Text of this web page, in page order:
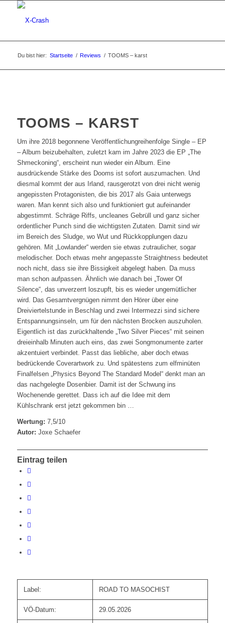
Du bist hier: Startseite / Reviews / TOOMS – karst
TOOMS – KARST
Um ihre 2018 begonnene Veröffentlichungreihenfolge Single – EP
– Album beizubehalten, zuletzt kam im Jahre 2023 die EP „The
Shmeckoning“, erscheint nun wieder ein Album. Eine
ausdrückende Stärke des Dooms ist sofort auszumachen. Und
diesmal kommt der aus Irland, rausgerotzt von drei nicht wenig
angepissten Protagonisten, die bis 2017 als Gaia unterwegs
waren. Man kennt sich also und funktioniert gut aufeinander
abgestimmt. Schräge Riffs, uncleanes Gebrüll und ganz sicher
ordentlicher Punch sind die wichtigsten Zutaten. Damit sind wir
im Bereich des Sludge, wo Wut und Rückkopplungen dazu
gehören. Mit „Lowlander“ werden sie etwas zutraulicher, sogar
melodischer. Doch etwas mehr angepasste Straightness bedeutet
noch nicht, dass sie ihre Bissigkeit abgelegt haben. Da muss
man schon aufpassen. Ähnlich wie danach bei „Tower Of
Silence“, das unverzerrt loszupft, bis es wieder ungemütlicher
wird. Das Gesamtvergnügen nimmt den Hörer über eine
Dreiviertelstunde in Beschlag und zwei Intermezzi sind sichere
Entspannungsinseln, um für den nächsten Brocken auszuholen.
Eigentlich ist das zurückhaltende „Two Silver Pieces“ mit seinen
dreieinhalb Minuten auch eins, das zwei Songmonumente zarter
akzentuiert verbindet. Passt das liebliche, aber doch etwas
bedrückende Coverartwork zu. Und spätestens zum elfminüten
Finalfelsen „Physics Beyond The Standard Model“ denkt man an
das nachgelegte Dosenbier. Damit ist der Schwung ins
Wochenende gerettet. Dass ich auf die Idee mit dem
Kühlschrank erst jetzt gekommen bin …
Wertung: 7,5/10
Autor: Joxe Schaefer
Eintrag teilen
Label: ROAD TO MASOCHIST
VÖ-Datum: 29.05.2026